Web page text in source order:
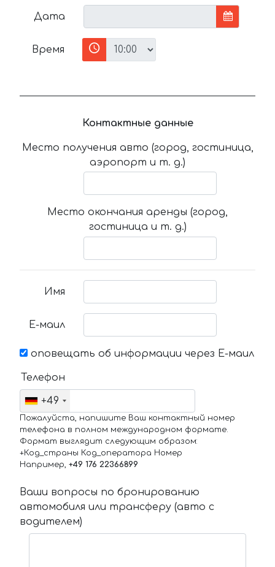
Дата
Время
Контактные данные
Место получения авто (город, гостиница,
аэропорт и т. д.)
Место окончания аренды (город,
гостиница и т. д.)
Имя
Е-маил
оповещать об информации через Е-маил
Телефон
+49
Пожалуйста, напишите Ваш контактный номер
телефона в полном международном формате.
Формат выглядит следующим образом:
+Код_страны Код_оператора Номер
Например, +49 176 22366899
Ваши вопросы по бронированию
автомобиля или трансферу (авто с
водителем)